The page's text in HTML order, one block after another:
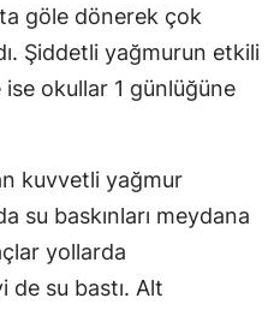
göle dönerek çok
Şiddetli yağmurun etkili
okullar 1 günlüğüne
kuvvetli yağmur
su baskınları meydana
yollarda
de su bastı. Alt